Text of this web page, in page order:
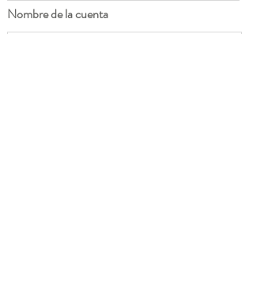
Nombre de la cuenta